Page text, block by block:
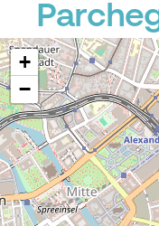
+
−